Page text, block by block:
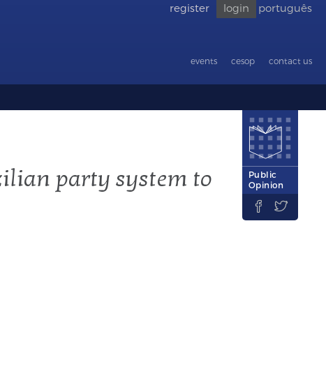
events cesop contact us
register login português
party system to
Public
Opinion
 